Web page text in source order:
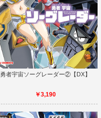
勇者宇宙ソーグレーダー②【DX】
￥3,190